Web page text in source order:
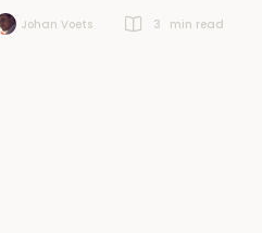
Johan Voets 3 min read